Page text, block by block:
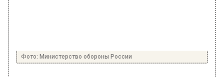
Фото: Министерство обороны России